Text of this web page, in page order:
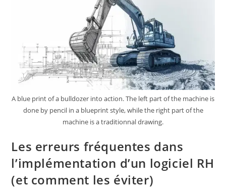
A blue print of a bulldozer into action. The left part of the machine is
done by pencil in a blueprint style, while the right part of the
machine is a traditionnal drawing.
Les erreurs fréquentes dans
l’implémentation d’un logiciel RH
(et comment les éviter)